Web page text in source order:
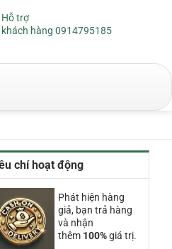
Hỗ trợ
khách hàng 0914795185
chí hoạt động
Phát hiện hàng
giả, bạn trả hàng
và nhận
thêm 100%giá trị.